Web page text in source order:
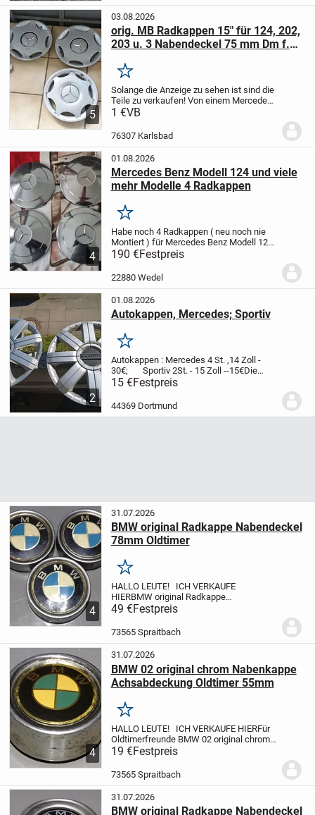
5
03.08.2026
orig. MB Radkappen 15" für 124, 202,
203 u. 3 Nabendeckel 75 mm Dm f.
Merken
Solange die Anzeige zu sehen ist sind die
Teile zu verkaufen!Von einem Mercedes
Typ sind lediglich 2 Radkappen
Radblenden haben teilweise geringe
1 €VB
76307 Karlsbad
4
01.08.2026
Mercedes Benz Modell 124 und viele
mehr Modelle 4 Radkappen
Merken
Habe noch 4 Radkappen ( neu noch nie
Montiert ) für Mercedes Benz Modell 124
mit dem Durchmesser von 24 cm , und
noch viele mehr Modelle ,
ich diese mal für einen 190 SL .
190 €Festpreis
22880 Wedel
2
01.08.2026
Autokappen, Mercedes; Sportiv
Merken
Autokappen : Mercedes 4 St. ,14 Zoll -
30€; Sportiv 2St. - 15 Zoll --15€Die
Kappen sind in gutem Zustand.
15 €Festpreis
44369 Dortmund
4
31.07.2026
BMW original Radkappe Nabendeckel
78mm Oldtimer
Merken
HALLO LEUTE! ICH VERKAUFE
HIERBMW original Radkappe
Nabendeckel 78mm
Gesamthöhe ca. 30mm
ca.78mmBundhöhe ca. 5mm, Ø
ca.70mm
entnehmen Sie bitte den...
49 €Festpreis
73565 Spraitbach
4
31.07.2026
BMW 02 original chrom Nabenkappe
Achsabdeckung Oldtimer 55mm
Merken
HALLO LEUTE! ICH VERKAUFE HIERFür
Oldtimerfreunde BMW 02 original chrom
Nabenkappe Achsabdeckung Oldtimer
Gesamthöhe ca. 30mm
ca.55mmBundhöhe ca. 5mm, Ø
ca.58mmDen Zustand (grob gereinigt...
19 €Festpreis
73565 Spraitbach
31.07.2026
BMW original Radkappe Nabendeckel